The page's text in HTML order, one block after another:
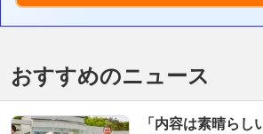
おすすめのニュース
「内容は素晴らし